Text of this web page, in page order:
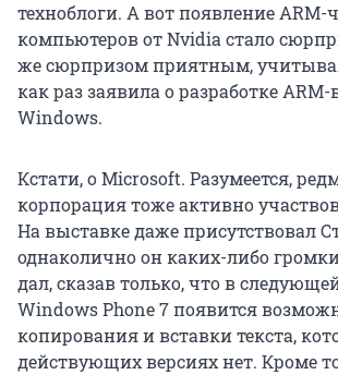
техноблоги. А вот появление ARM-
компьютеров от Nvidia стало
же сюрпризом приятным,
как раз заявила о разработке ARM-
Windows.
Кстати, о Microsoft. Разумеется,
корпорация тоже активно
На выставке даже присутствовал
однаколично он каких-либо
дал, сказав только, что в
Windows Phone 7 появится
копирования и вставки текста,
действующих версиях нет. Кроме